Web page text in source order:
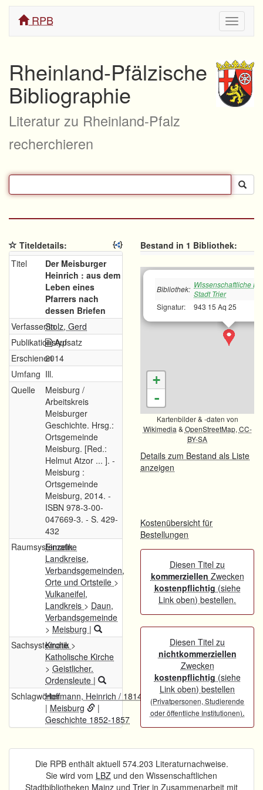
ein/
RPB
Rheinland-Pfälzische
Bibliographie
Literatur zu Rheinland-Pfalz
recherchieren
Titeldetails:
Titel
Der Meisburger
Heinrich : aus dem
Leben eines
Pfarrers nach
dessen Briefen
Verfasser/inStolz, Gerd
PublikationstypAufsatz
Erschienen2014
Umfang Ill.
Quelle
Meisburg /
Arbeitskreis
Meisburger
Geschichte. Hrsg.:
Ortsgemeinde
Meisburg. [Red.:
Helmut Atzor ... ]. -
Meisburg :
Ortsgemeinde
Meisburg, 2014. -
ISBN 978-3-00-
047669-3. - S. 429-
432
Raumsystematik
Einzelne
Landkreise,
Verbandsgemeinden,
Orte und Ortsteile >
Vulkaneifel,
Landkreis > Daun,
Verbandsgemeinde
> Meisburg |
Sachsystematik
Kirche >
Katholische Kirche
> Geistlicher.
Ordensleute |
SchlagwörterHoffmann, Heinrich / 1814-1879
| Meisburg
|
Geschichte 1852-1857
Bestand in 1 Bibliothek:
Bibliothek: Wissenschaftliche
Stadt Trier
Signatur:
943 15 Aq 25
+
-
Kartenbilder & -daten von
Wikimedia & OpenStreetMap, CC-
BY-SA
Details zum Bestand als Liste
anzeigen
Kostenübersicht für
Bestellungen
Diesen Titel zu
kommerziellen Zwecken
kostenpflichtig (siehe
Link oben) bestellen.
Diesen Titel zu
nichtkommerziellen
Zwecken
kostenpflichtig (siehe
Link oben) bestellen
(Privatpersonen, Studierende
oder öffentliche Institutionen).
Die RPB enthält aktuell 574.203 Literaturnachweise.
Sie wird vom LBZ und den Wissenschaftlichen
Stadtbibliotheken Mainz und Trier in Zusammenarbeit mit